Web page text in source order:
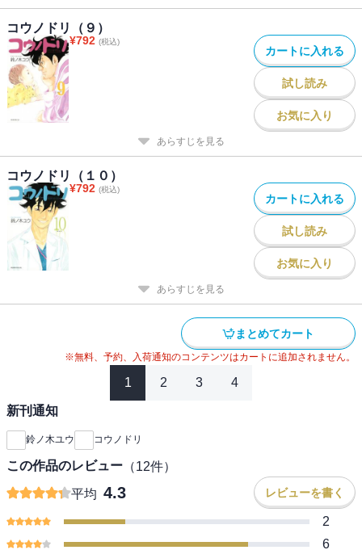
コウノドリ（９）
¥792 (税込)
カートに入れる
試し読み
お気に入り
あらすじを見る
コウノドリ（１０）
¥792 (税込)
カートに入れる
試し読み
お気に入り
あらすじを見る
まとめてカート
※無料、予約、入荷通知のコンテンツはカートに追加されません。
1 2 3 4
新刊通知
鈴ノ木ユウ コウノドリ
この作品のレビュー （12件）
平均 4.3 レビューを書く
2
6